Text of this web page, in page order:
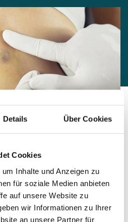
Details Über Cookies
Cookies
Inhalte und Anzeigen zu
für soziale Medien anbieten
auf unsere Website zu
wir Informationen zu Ihrer
an unsere Partner für
unserem zertifizierten
durchgeführt. Am
essen und die
einnehmen. Auch
Marcoumar oder Xarelto)
Vor jedem Eingriff